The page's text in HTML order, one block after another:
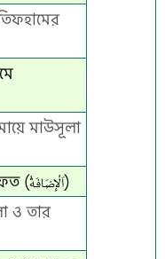
মাউসূলা
ইযাফত (اَلْإِضَافَةُ)
ও তার